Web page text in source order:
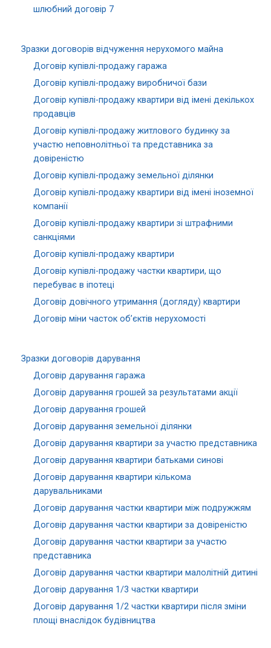
шлюбний договір 7
Зразки договорів відчуження нерухомого майна
Договір купівлі-продажу гаража
Договір купівлі-продажу виробничої бази
Договір купівлі-продажу квартири від імені декількох
продавців
Договір купівлі-продажу житлового будинку за
участю неповнолітньої та представника за
довіреністю
Договір купівлі-продажу земельної ділянки
Договір купівлі-продажу квартири від імені іноземної
компанії
Договір купівлі-продажу квартири зі штрафними
санкціями
Договір купівлі-продажу квартири
Договір купівлі-продажу частки квартири, що
перебуває в іпотеці
Договір довічного утримання (догляду) квартири
Договір міни часток об’єктів нерухомості
Зразки договорів дарування
Договір дарування гаража
Договір дарування грошей за результатами акції
Договір дарування грошей
Договір дарування земельної ділянки
Договір дарування квартири за участю представника
Договір дарування квартири батьками синові
Договір дарування квартири кількома
дарувальниками
Договір дарування частки квартири між подружжям
Договір дарування частки квартири за довіреністю
Договір дарування частки квартири за участю
представника
Договір дарування частки квартири малолітній дитині
Договір дарування 1/3 частки квартири
Договір дарування 1/2 частки квартири після зміни
площі внаслідок будівництва